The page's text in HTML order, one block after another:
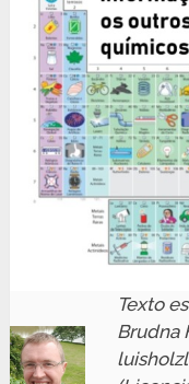
Texto
Brudna